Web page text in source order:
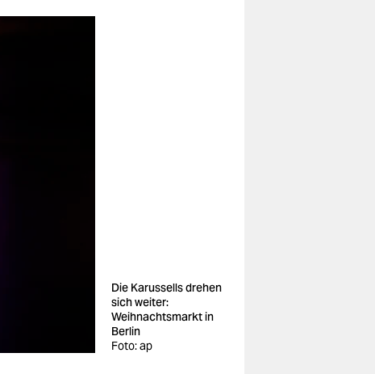
Die Karussells drehen
sich weiter:
Weihnachtsmarkt in
Berlin
Foto: ap